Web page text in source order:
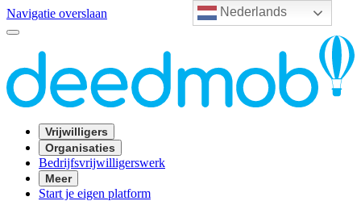
Nederlands
Navigatie overslaan
Vrijwilligers
Organisaties
Bedrijfsvrijwilligerswerk
Meer
Start je eigen platform